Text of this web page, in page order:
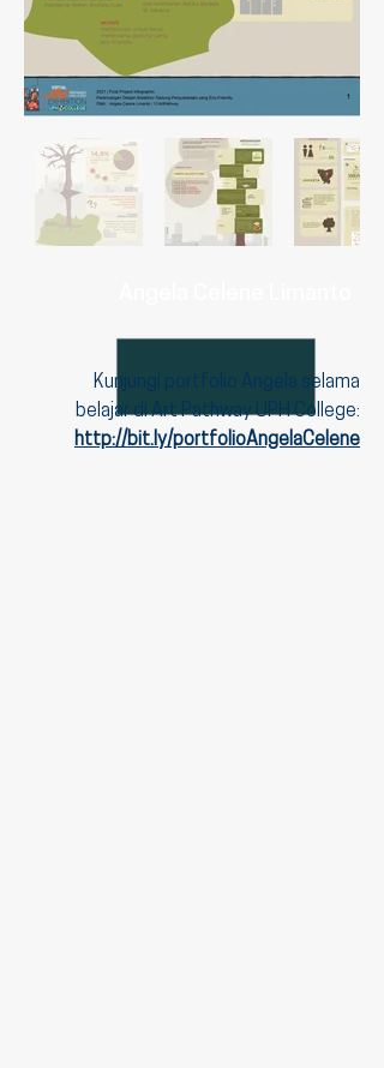
Kunjungi portfolio Angela selama
belajar di Art Pathway UPH College:
http://bit.ly/portfolioAngelaCelene